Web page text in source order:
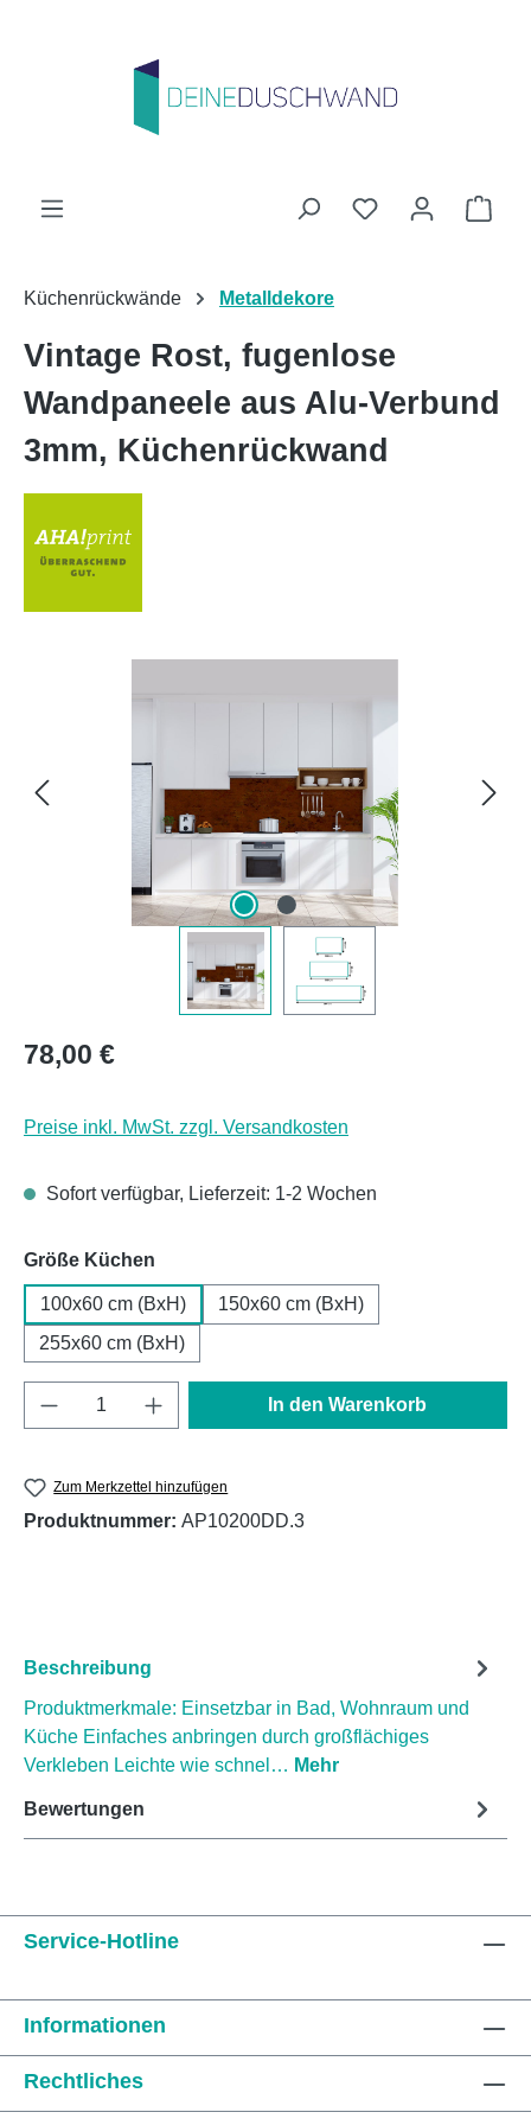
Du hast 0
Küchenrückwände Metalldekore
Vintage Rost, fugenlose
Wandpaneele aus Alu-Verbund
3mm, Küchenrückwand
Regulärer Preis:
78,00 €
Preise inkl. MwSt. zzgl. Versandkosten
Sofort verfügbar, Lieferzeit: 1-2 Wochen
Größe Küchen
100x60 cm (BxH)
150x60 cm (BxH)
255x60 cm (BxH)
Produkt Anzahl: Gib den gewünschten
In den Warenkorb
Zum Merkzettel hinzufügen
Produktnummer: AP10200DD.3
Beschreibung
Produktmerkmale: Einsetzbar in Bad, Wohnraum und
Küche Einfaches anbringen durch großflächiges
Verkleben Leichte wie schnel… Mehr
Bewertungen
Service-Hotline
Informationen
Rechtliches